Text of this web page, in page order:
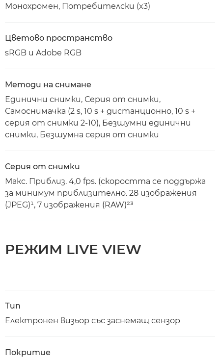
Монохромен, Потребителски (x3)
Цветово пространство
sRGB и Adobe RGB
Методи на снимане
Единични снимки, Серия от снимки,
Самоснимачка (2 s, 10 s + дистанционно, 10 s +
серия от снимки 2-10), Безшумни единични
снимки, Безшумна серия от снимки
Серия от снимки
Макс. Приблиз. 4,0 fps. (скоростта се поддържа
за минимум приблизително. 28 изображения
(JPEG)¹, 7 изображения (RAW)²³
РЕЖИМ LIVE VIEW
Тип
Електронен визьор със заснемащ сензор
Покритие